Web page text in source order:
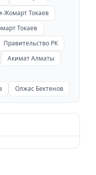
Жомарт Токаев
Токаев
Правительство РК
Акимат Алматы
Олжас Бектенов